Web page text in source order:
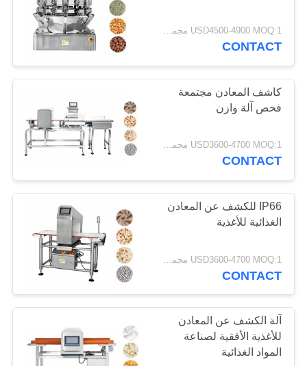
آلة وزنها الخطي
38
تحقق من آلة وازن
19
USD4500-4900 MOQ:1 مجموعة
CONTACT
كاشف المعادن مجتمعة
فحص آلة وازن
USD3600-4700 MOQ:1 مجموعة
CONTACT
IP66 للكشف عن المعادن
الغذائية للأغذية
CONTACT
آلة الكشف عن المعادن
للأغذية الأفقية لصناعة
المواد الغذائية